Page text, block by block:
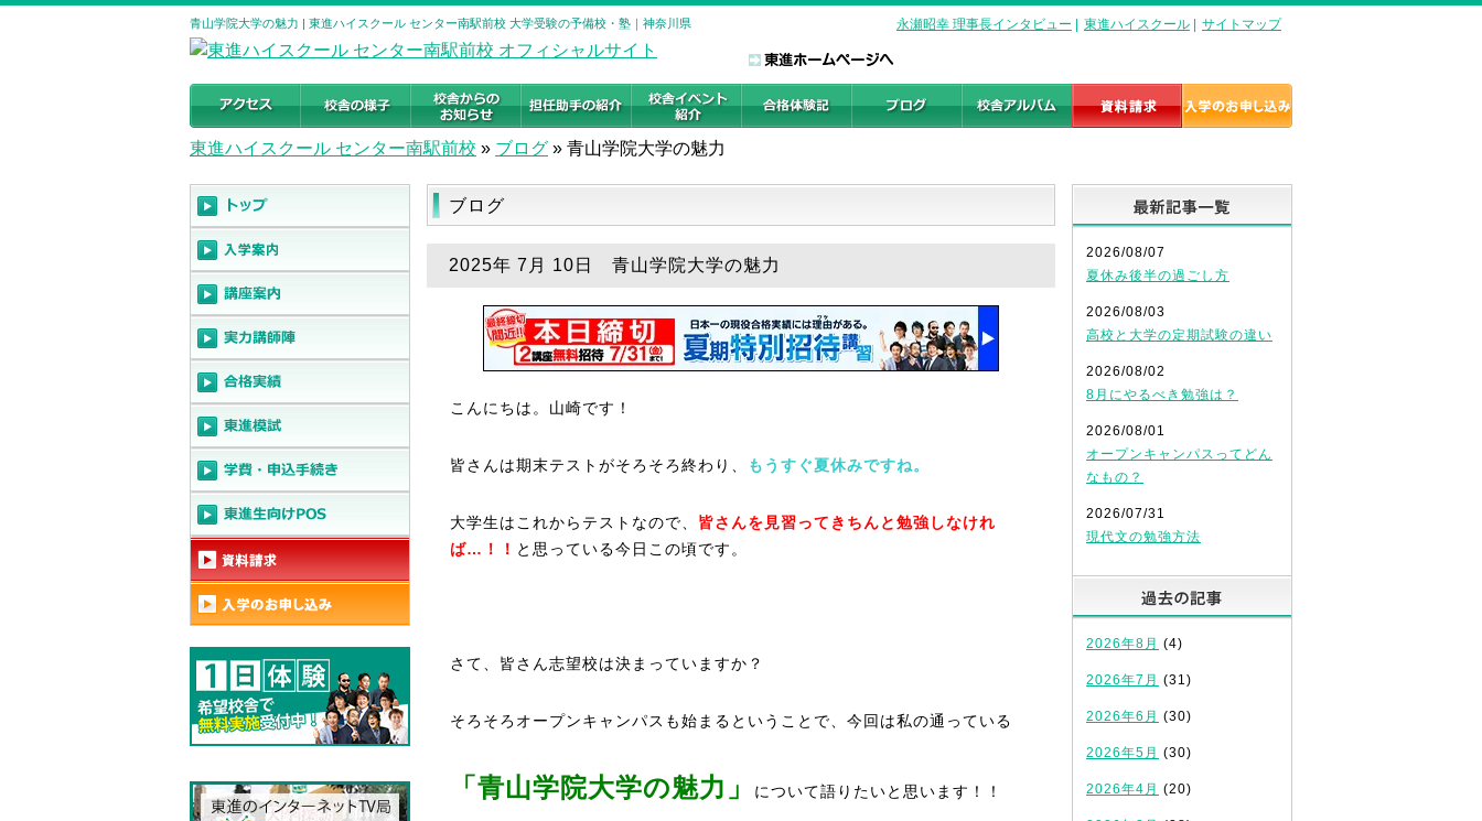
青山学院大学の魅力 | 東進ハイスクール センター南駅前校 大学受験の予備校・塾｜神奈川県 永瀬昭幸 理事長インタビュー 東進ハイスクール サイトマップ
東進ハイスクール センター南駅前校 » ブログ » 青山学院大学の魅力
ブログ
2025年 7月 10日 青山学院大学の魅力
こんにちは。山崎です！
皆さんは期末テストがそろそろ終わり、 もうすぐ夏休みですね。
大学生はこれからテストなので、 皆さんを見習ってきちんと勉強しなけれ
ば…！！ と思っている今日この頃です。
さて、皆さん志望校は決まっていますか？
そろそろオープンキャンパスも始まるということで、今回は私の通っている
「青山学院大学の魅力」 について語りたいと思います！！
2026/08/07
夏休み後半の過ごし方
2026/08/03
高校と大学の定期試験の違い
2026/08/02
8月にやるべき勉強は？
2026/08/01
オープンキャンパスってどん
なもの？
2026/07/31
現代文の勉強方法
2026年8月 (4)
2026年7月 (31)
2026年6月 (30)
2026年5月 (30)
2026年4月 (20)